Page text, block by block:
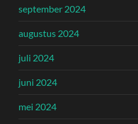
september 2024
augustus 2024
juli 2024
juni 2024
mei 2024